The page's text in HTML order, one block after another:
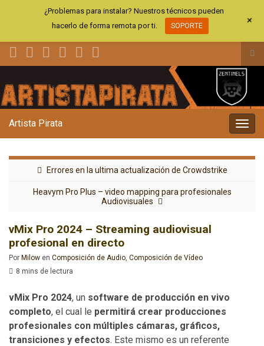
el
la
Artista Pirata
Errores en la ultima actualización de Crowdstrike
Heavym Pro Plus – video mapping para profesionales
Audiovisuales
vMix Pro 2024 – Streaming audiovisual
profesional en directo
Por Milow en Composición de Audio, Composición de Vídeo
8 mins de lectura
vMix Pro 2024, un software de producción en vivo
completo, el cual le permitirá crear producciones
profesionales con múltiples cámaras, gráficos,
transiciones y efectos. Este mismo es un referente
¿Problemas para instalar? Nuestros técnicos pueden
hacerlo de forma remota por ti.
SOPORTE +